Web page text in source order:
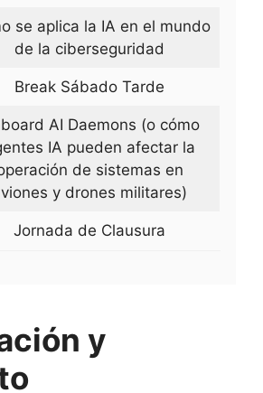
se aplica la IA en el mundo
de la ciberseguridad
Break Sábado Tarde
AI Daemons (o cómo
IA pueden afectar la
de sistemas en
y drones militares)
Jornada de Clausura
y